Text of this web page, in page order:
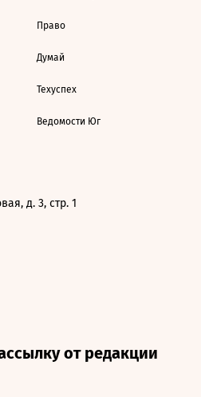
Право
Думай
Техуспех
Ведомости Юг
д. 3, стр. 1